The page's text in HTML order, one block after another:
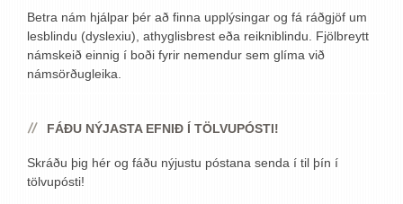
Betra nám hjálpar þér að finna upplýsingar og fá ráðgjöf um
lesblindu (dyslexiu), athyglisbrest eða reikniblindu. Fjölbreytt
námskeið einnig í boði fyrir nemendur sem glíma við
námsörðugleika.
FÁÐU NÝJASTA EFNIÐ Í TÖLVUPÓSTI!
Skráðu þig hér og fáðu nýjustu póstana senda í til þín í
tölvupósti!